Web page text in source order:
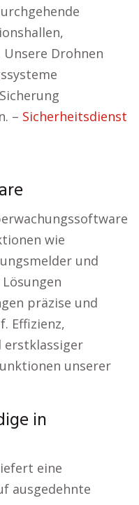
Drohnen
– Sicherheitsdienst
wie
und
präzise und
Effizienz,
erstklassiger
unserer
in
eine
ausgedehnte